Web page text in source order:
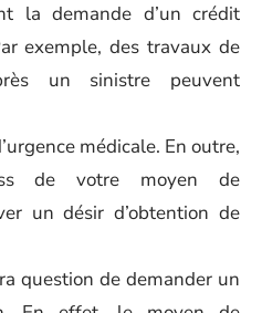
la demande d’un crédit
exemple, des travaux de
un sinistre peuvent
médicale. En outre,
de votre moyen de
un désir d’obtention de
question de demander un